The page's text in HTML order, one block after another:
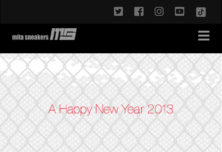
twitterfacebookinstagram